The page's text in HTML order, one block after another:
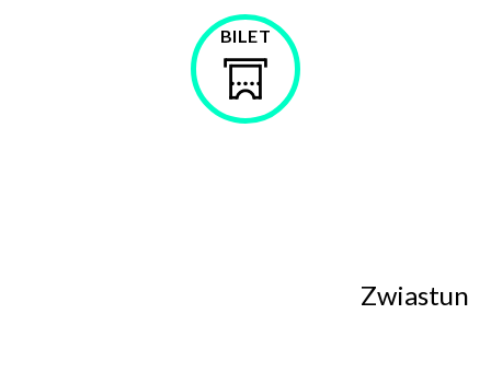
Wyrażam zgodę na przetwarzanie danych osobowych
w celu skorzystania z usługi newsletter.
Administratorem danych osobowych jest Centrum
Kultury ZAMEK z siedzibą w Poznaniu. Zapoznałem/am
Kup
bilet
BILET
Zwiastun